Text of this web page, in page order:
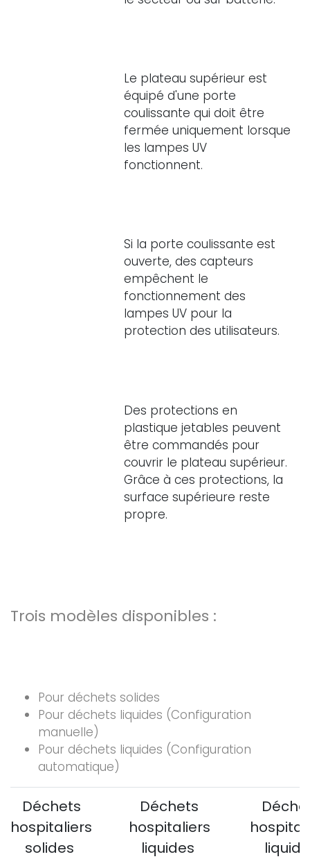
Le plateau supérieur est
équipé d'une porte
coulissante qui doit être
fermée uniquement lorsque
les lampes UV
fonctionnent.
Si la porte coulissante est
ouverte, des capteurs
empêchent le
fonctionnement des
lampes UV pour la
protection des utilisateurs.
Des protections en
plastique jetables peuvent
être commandés pour
couvrir le plateau supérieur.
Grâce à ces protections, la
surface supérieure reste
propre.
Trois modèles disponibles :
Pour déchets solides
Pour déchets liquides (Configuration
manuelle)
Pour déchets liquides (Configuration
automatique)
Déchets
hospitaliers
solides
Déchets
hospitaliers
liquides